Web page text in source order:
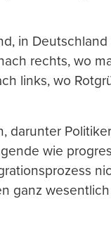
in
rechts, wo
links, wo
darunter
wie
ganz